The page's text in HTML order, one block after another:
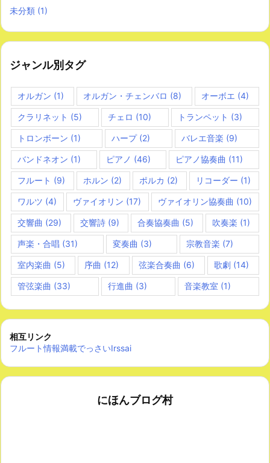
未分類 (1)
ジャンル別タグ
オルガン (1) オルガン・チェンバロ (8) オーボエ (4)
クラリネット (5) チェロ (10) トランペット (3)
トロンボーン (1) ハープ(2) バレエ音楽 (9)
バンドネオン (1) ピアノ (46) ピアノ協奏曲 (11)
フルート (9) ホルン (2) ポルカ (2) リコーダー (1)
ワルツ (4) ヴァイオリン (17) ヴァイオリン協奏曲 (10)
交響曲 (29) 交響詩(9) 合奏協奏曲 (5) 吹奏楽 (1)
声楽・合唱 (31) 変奏曲 (3) 宗教音楽 (7)
室内楽曲 (5) 序曲 (12) 弦楽合奏曲 (6) 歌劇(14)
管弦楽曲 (33) 行進曲 (3) 音楽教室 (1)
相互リンク
フルート情報満載でっさいIrssai
にほんブログ村